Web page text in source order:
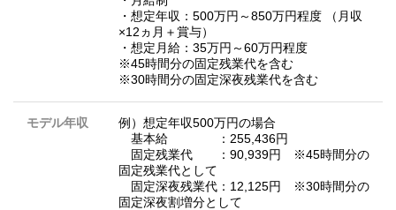
・想定年収：500万円～850万円程度 （月収
×12ヵ月＋賞与）
・想定月給：35万円～60万円程度
※45時間分の固定残業代を含む
※30時間分の固定深夜残業代を含む
モデル年収
例）想定年収500万円の場合
基本給 ：255,436円
固定残業代 ：90,939円 ※45時間分の
固定残業代として
固定深夜残業代：12,125円 ※30時間分の
固定深夜割増分として